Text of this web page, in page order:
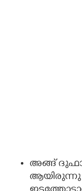
അങ്ങ്
ആയിരുന്നു